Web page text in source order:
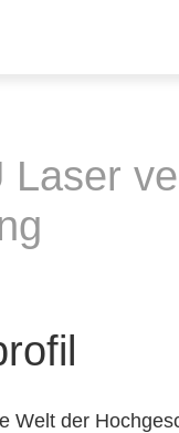
Laser
Welt der